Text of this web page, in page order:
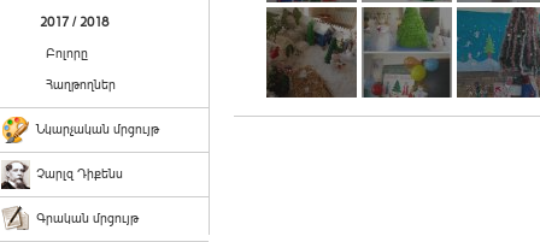
2017 / 2018
Բոլորը
Հաղթողներ
Նկարչական մրցույթ
Չարլզ Դիքենս
Գրական մրցույթ